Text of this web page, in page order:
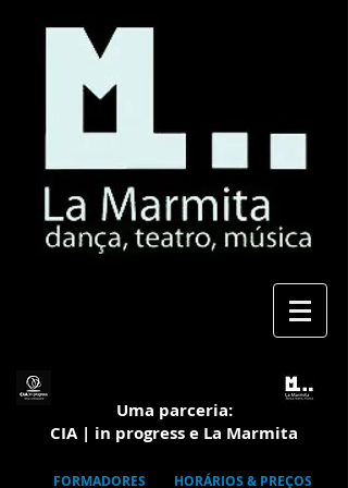
Uma parceria:
CIA | in progress e La Marmita
FORMADORES HORÁRIOS & PREÇOS